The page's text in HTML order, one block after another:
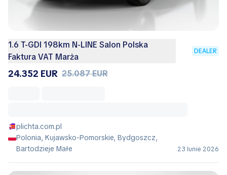
1.6 T-GDI 198km N-LINE Salon Polska
Faktura VAT Marża
DEALER
24.352 EUR 25.087 EUR
plichta.com.pl
Polonia, Kujawsko-Pomorskie, Bydgoszcz,
Bartodzieje Małe
23 Iunie 2026